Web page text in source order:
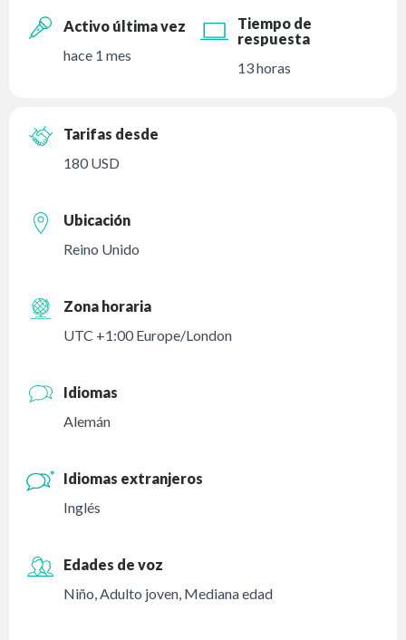
Activo última vez
hace 1 mes
Tiempo de
respuesta
13 horas
Tarifas desde
180 USD
Ubicación
Reino Unido
Zona horaria
UTC +1:00 Europe/London
Idiomas
Alemán
Idiomas extranjeros
Inglés
Edades de voz
Niño,Adulto joven, Mediana edad